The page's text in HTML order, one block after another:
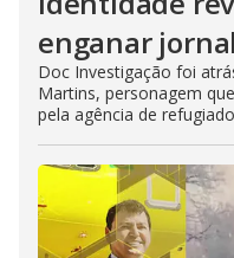
enganar
Doc Investigação foi
Martins, personagem
pela agência de